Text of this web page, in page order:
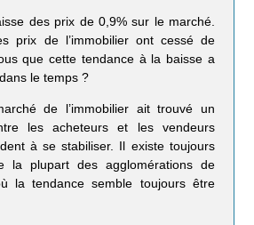
des prix de 0,9% sur le marché.
prix de l’immobilier ont cessé de
que cette tendance à la baisse a
le temps ?
de l’immobilier ait trouvé un
les acheteurs et les vendeurs
à se stabiliser. Il existe toujours
la plupart des agglomérations de
la tendance semble toujours être